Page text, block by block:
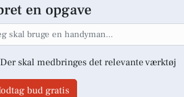
en opgave
Der skal medbringes det relevante værktøj
bud gratis